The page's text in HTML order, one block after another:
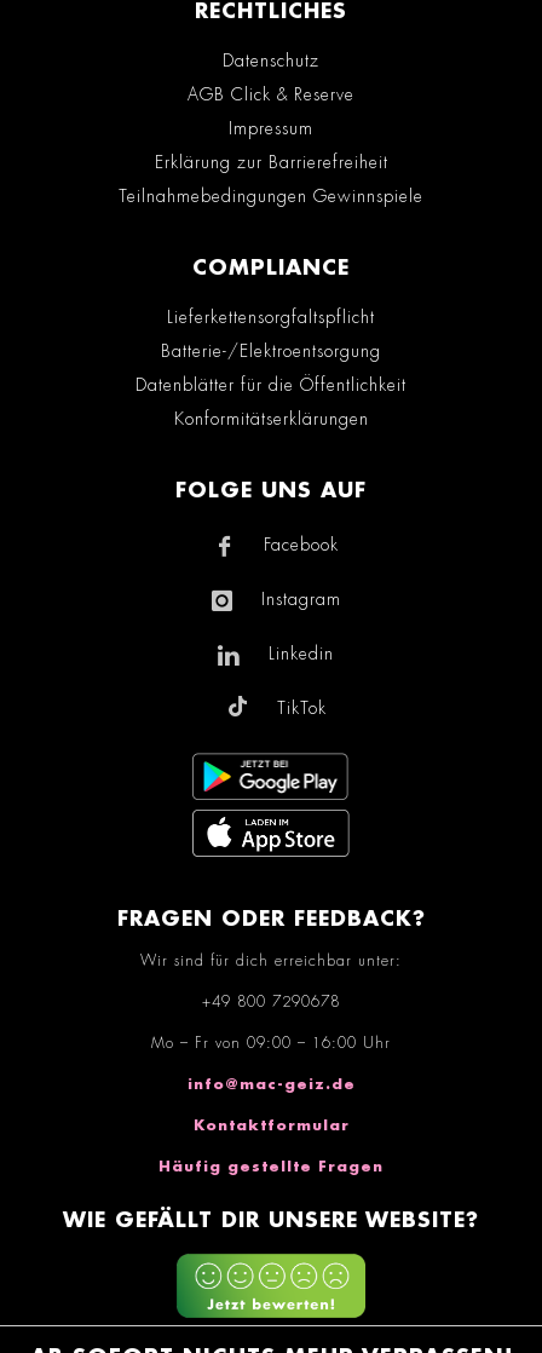
RECHTLICHES
Datenschutz
AGB Click & Reserve
Impressum
Erklärung zur Barrierefreiheit
Teilnahmebedingungen Gewinnspiele
COMPLIANCE
Lieferkettensorgfaltspflicht
Batterie-/Elektroentsorgung
Datenblätter für die Öffentlichkeit
Konformitätserklärungen
FOLGE UNS AUF
Facebook
Instagram
Linkedin
TikTok
FRAGEN ODER FEEDBACK?
Wir sind für dich erreichbar unter:
+49 800 7290678
Mo – Fr von 09:00 – 16:00 Uhr
info@mac-geiz.de
Kontaktformular
Häufig gestellte Fragen
WIE GEFÄLLT DIR UNSERE WEBSITE?